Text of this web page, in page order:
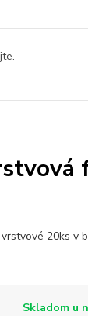
20ks v
Skladom u